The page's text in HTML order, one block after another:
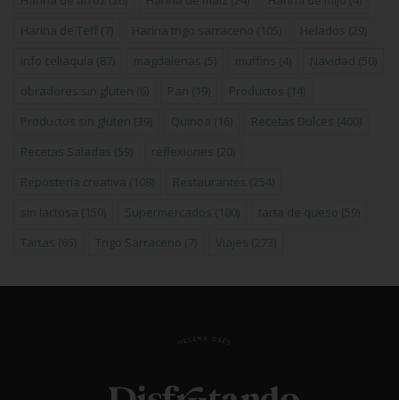
Harina de Teff (7) Harina trigo sarraceno (105) Helados (29)
Info celiaquía (87) magdalenas (5) muffins (4) Navidad (50)
obradores sin gluten (6) Pan (19) Productos (14)
Productos sin gluten (39) Quinoa (16) Recetas Dulces (400)
Recetas Saladas (59) reflexiones (20)
Repostería creativa (108) Restaurantes (254)
sin lactosa (150) Supermercados (100) tarta de queso (59)
Tartas (65) Trigo Sarraceno (7) Viajes (273)